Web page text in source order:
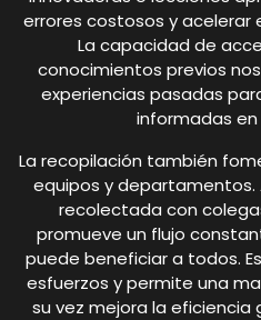
errores costosos y acelerar
La capacidad de
conocimientos previos
experiencias pasadas
informadas
La recopilación también
equipos y
recolectada con
promueve un flujo
puede beneficiar a todos.
esfuerzos y permite una
su vez mejora la eficiencia